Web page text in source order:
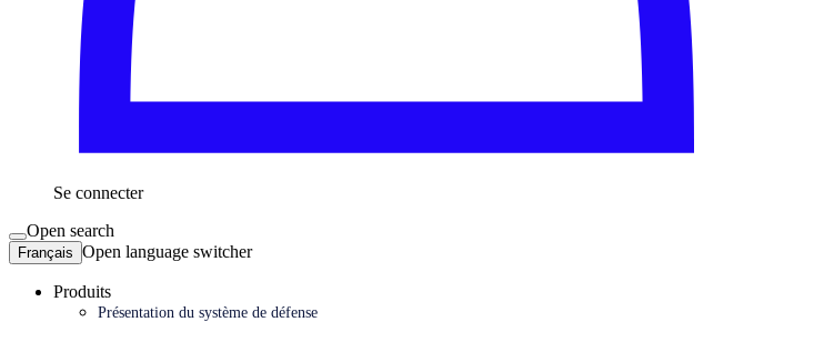
Se connecter
Open search
Français Open language switcher
Produits
Présentation du système de défense